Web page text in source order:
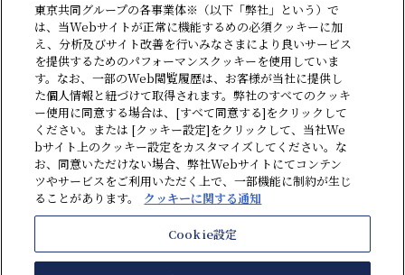
情報セキュリティ方針 プライバシーポリシー ソーシャルメディアポリシー
クッキーに関する通知 反社会勢力に対する基本方針 贈収賄・汚職防止方針
東京共同グループの各事業体※（以下「弊社」という）で
は、当Webサイトが正常に機能するめの必須クッキーに加
え、分析及びサイト改善を行いみなさまにより良いサービス
を提供するためのパフォーマンスクッキーを使用していま
す。なお、一部のWeb閲覧履歴は、お客様が当社に提供し
た個人情報と紐づけて取得されます。弊社のすべてのクッキ
ー使用に同意する場合は、[すべて同意する]をクリックして
ください。または [クッキー設定]をクリックして、当社We
bサイト上のクッキー設定をカスタマイズしてください。な
お、同意いただけない場合、弊社Webサイトにてコンテン
ツやサービスをご利用いただく上で、一部機能に制約が生じ
ることがあります。
クッキーに関する通知
Cookie設定